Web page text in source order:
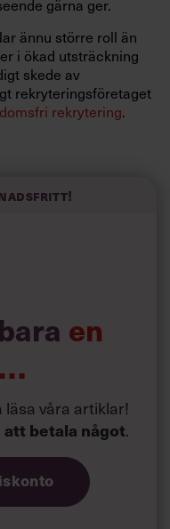
gärna ger.
ännu större roll än
i ökad utsträckning
skede av
rekryteringsföretaget
rekrytering.
hemifrån-arbetet
misstänker i dag
att de blivit
Samtidigt svarar 46
under en
med
utförda vid London
av deltagarna
den personen
en
våra artiklar!
att betala något.